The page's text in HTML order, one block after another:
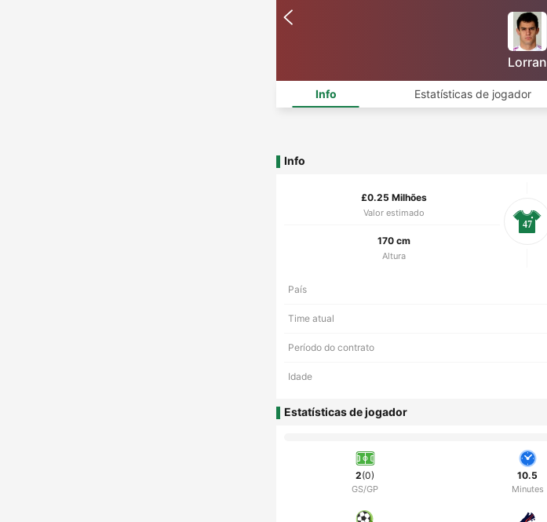
Lorran
Info Estatísticas de jogador
Info
£0.25 Milhões
Valor estimado
170 cm
Altura
47
País
Time atual
Período do contrato
Idade
Estatísticas de jogador
2(0)
GS/GP
10.5
Minutes